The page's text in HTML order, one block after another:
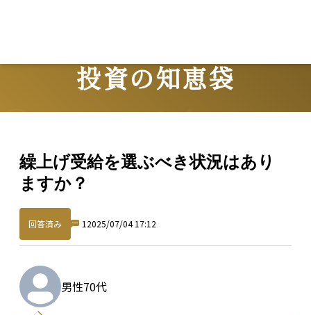
投資の知恵袋
繰上げ受給を選ぶべき状況はあり
ますか？
回答済み 1 2025/07/04 17:12
男性70代